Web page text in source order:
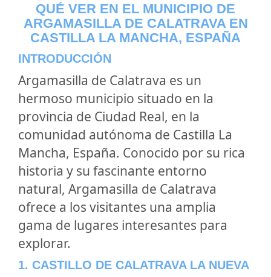
QUÉ VER EN EL MUNICIPIO DE
ARGAMASILLA DE CALATRAVA EN
CASTILLA LA MANCHA, ESPAÑA
INTRODUCCIÓN
Argamasilla de Calatrava es un
hermoso municipio situado en la
provincia de Ciudad Real, en la
comunidad autónoma de Castilla La
Mancha, España. Conocido por su rica
historia y su fascinante entorno
natural, Argamasilla de Calatrava
ofrece a los visitantes una amplia
gama de lugares interesantes para
explorar.
1. CASTILLO DE CALATRAVA LA NUEVA